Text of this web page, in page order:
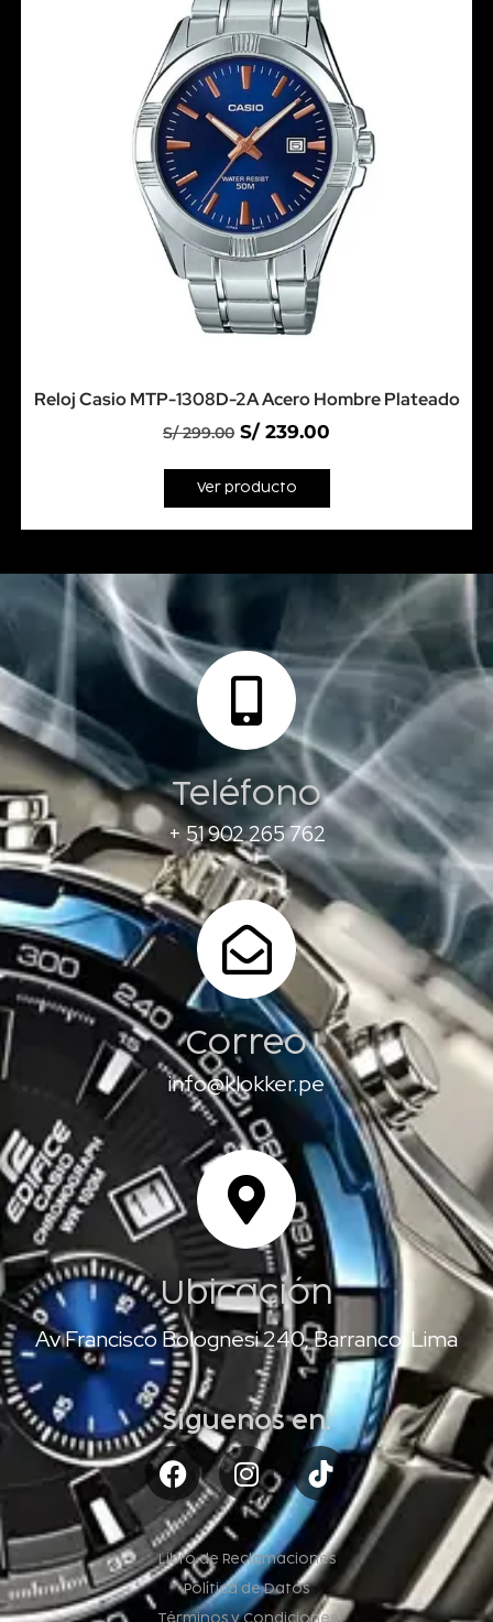
Reloj Casio MTP-1308D-2A Acero Hombre Plateado
S/299.00 S/ 239.00
Ver producto
Teléfono
+ 51 902 265 762
Correo
info@klokker.pe
Ubicación
Av Francisco Bolognesi 240, Barranco, Lima
Síguenos en:
Libro de Reclamaciones
Política de Datos
Términos y Condiciones